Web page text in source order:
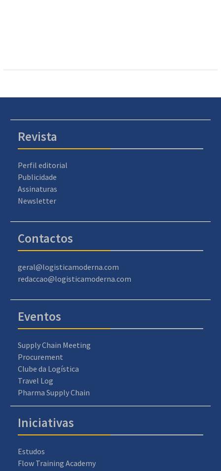
Revista
Perfil editorial
Publicidade
Assinaturas
Newsletter
Contactos
geral@logisticamoderna.com
redaccao@logisticamoderna.com
Eventos
Supply Chain Meeting
Procurement
Clube da Logística
Travel Log
Pharma Supply Chain
Iniciativas
Estudos
Flow Training Academy